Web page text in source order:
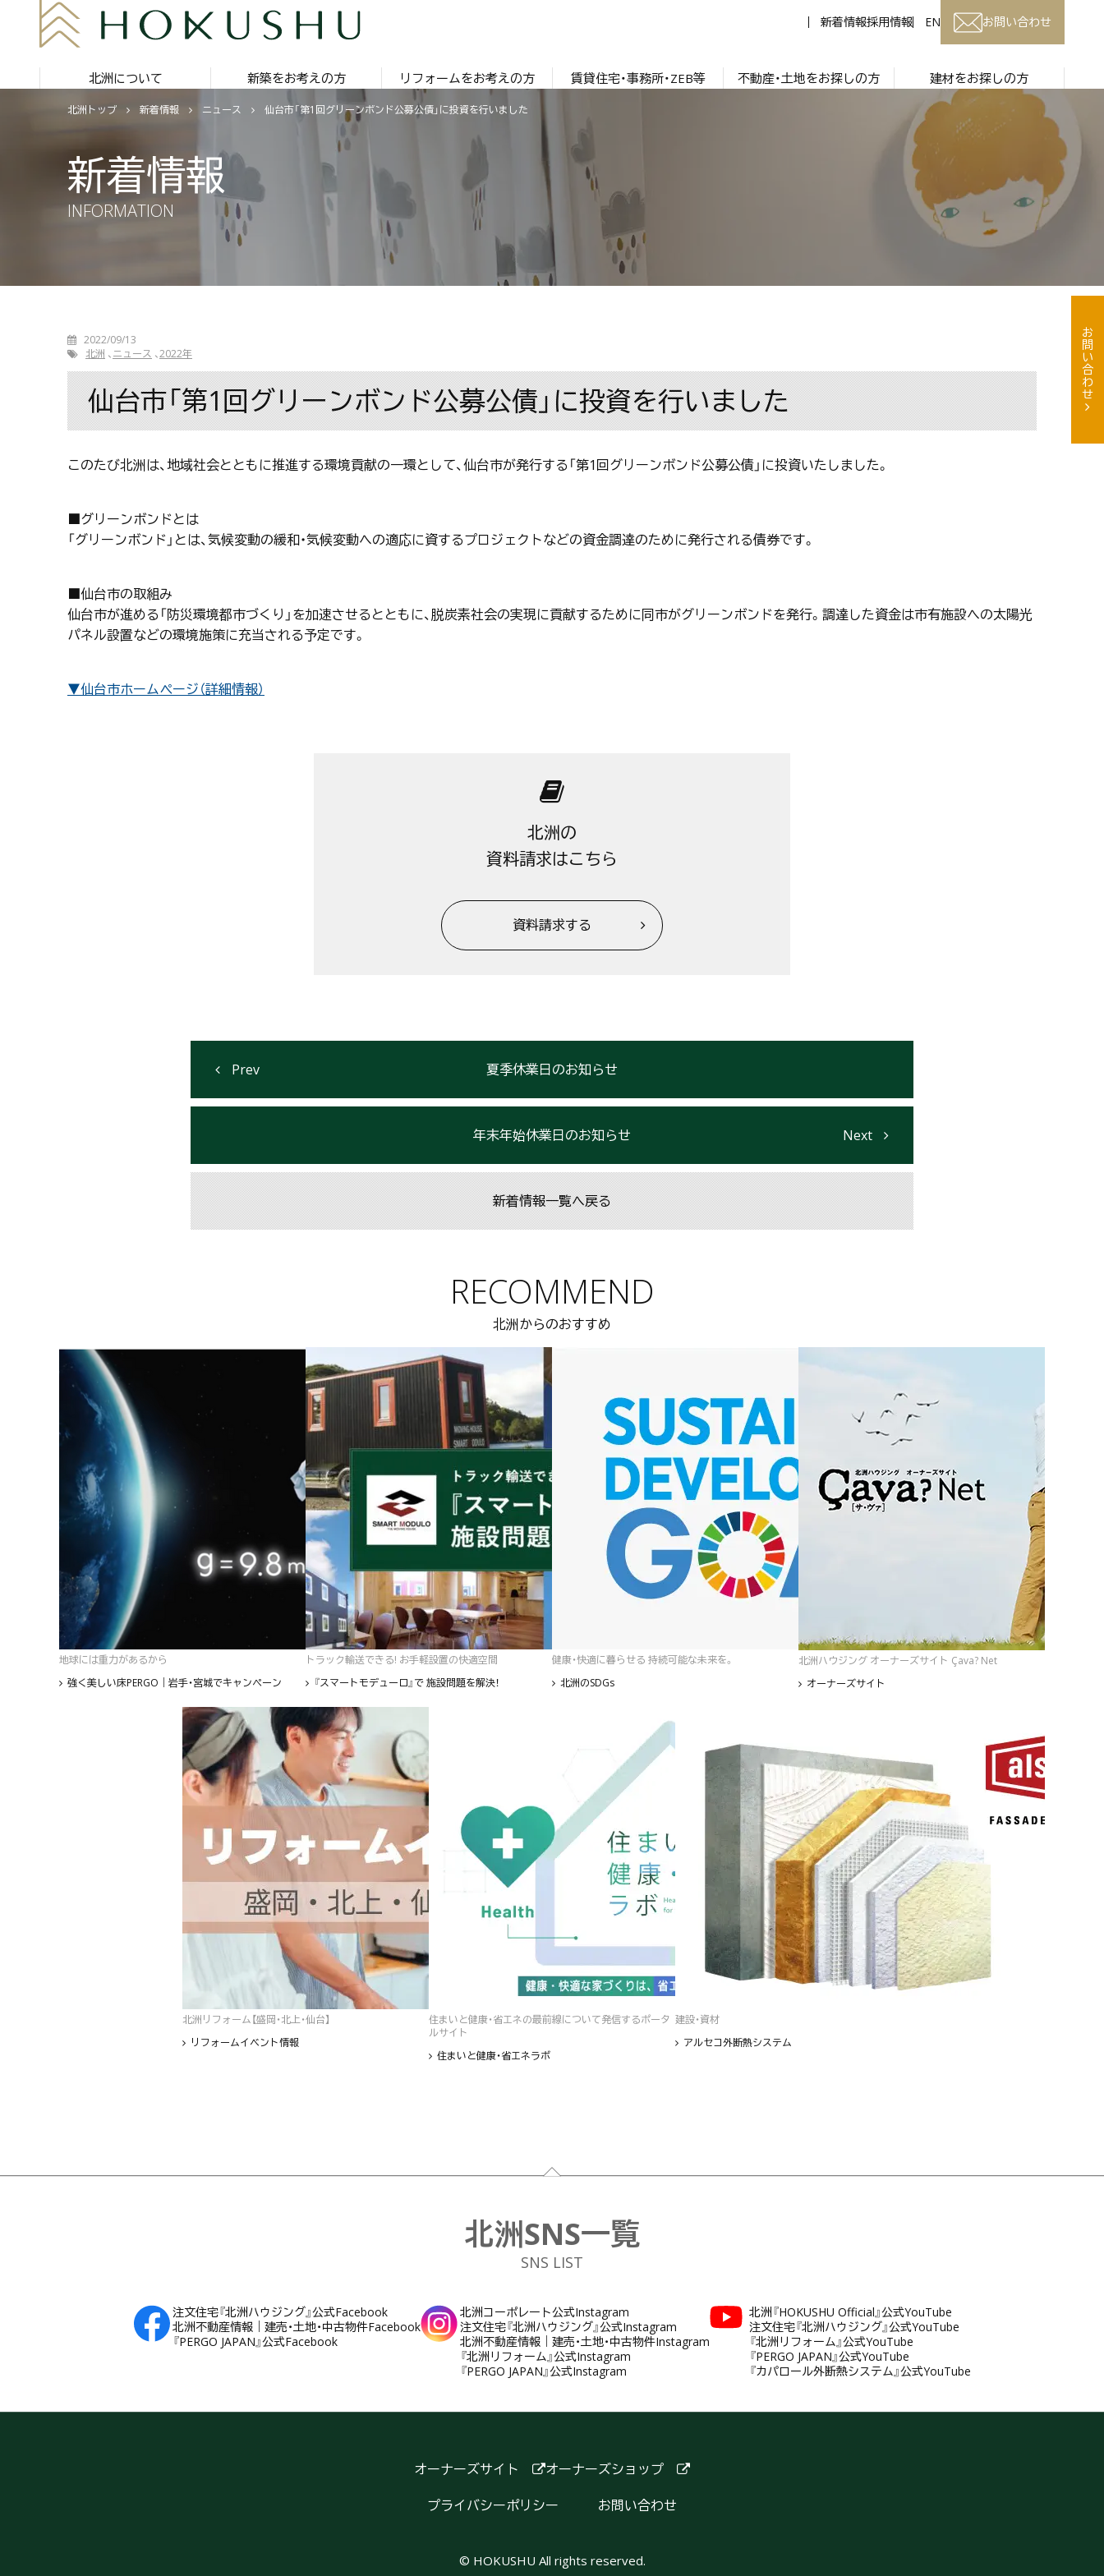
新着情報採用情報 EN お問い合わせ
北洲について 新築をお考えの方 リフォームをお考えの方 賃貸住宅・事務所・ZEB等 不動産・土地をお探しの方 建材をお探しの方
北洲トップ 新着情報 ニュース 仙台市「第1回グリーンボンド公募公債」に投資を行いました
新着情報
INFORMATION
2022/09/13
北洲
ニュース 2022年
仙台市「第1回グリーンボンド公募公債」に投資を行いました
このたび北洲は、地域社会とともに推進する環境貢献の一環として、仙台市が発行する「第1回グリーンボンド公募公債」に投資いたしました。
■グリーンボンドとは
「グリーンボンド」とは、気候変動の緩和・気候変動への適応に資するプロジェクトなどの資金調達のために発行される債券です。
■仙台市の取組み
仙台市が進める「防災環境都市づくり」を加速させるとともに、脱炭素社会の実現に貢献するために同市がグリーンボンドを発行。調達した資金は市有施設への太陽光
パネル設置などの環境施策に充当される予定です。
▼仙台市ホームページ（詳細情報）
北洲の
資料請求はこちら
資料請求する
夏季休業日のお知らせ
年末年始休業日のお知らせ
新着情報一覧へ戻る
RECOMMEND
北洲からのおすすめ
地球には重力があるから
強く美しい床PERGO｜岩手・宮城でキャンペーン
トラック輸送できる! お手軽設置の快適空間
『スマートモデューロ』で 施設問題を解決！
健康・快適に暮らせる 持続可能な未来を。
北洲のSDGs
北洲ハウジング オーナーズサイト Çava? Net
オーナーズサイト
北洲リフォーム【盛岡・北上・仙台】
リフォームイベント情報
住まいと健康・省エネの最前線について発信するポータ
ルサイト
住まいと健康・省エネラボ
建設・資材
アルセコ外断熱システム
お問い合わせ
フッター
北洲SNS一覧
SNS LIST
注文住宅『北洲ハウジング』公式Facebook
北洲不動産情報｜建売・土地・中古物件Facebook
『PERGO JAPAN』公式Facebook
北洲コーポレート公式Instagram
注文住宅『北洲ハウジング』公式Instagram
北洲不動産情報｜建売・土地・中古物件Instagram
『北洲リフォーム』公式Instagram
『PERGO JAPAN』公式Instagram
北洲『HOKUSHU Official』公式YouTube
注文住宅『北洲ハウジング』公式YouTube
『北洲リフォーム』公式YouTube
『PERGO JAPAN』公式YouTube
『カパロール外断熱システム』公式YouTube
オーナーズサイト
オーナーズショップ
プライバシーポリシー
お問い合わせ
© HOKUSHU All rights reserved.